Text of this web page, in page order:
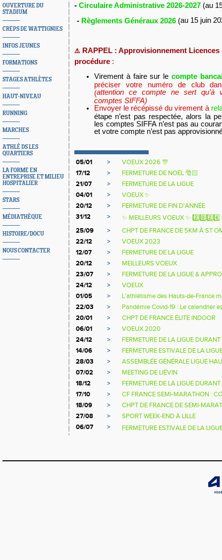
OUVERTURE DU
STADIUM
CREPS DE WATTIGNIES
INFOS JEUNES
FORMATIONS
STAGES ATHLÈTES
HAUT-NIVEAU
RUNNING
MARCHES
ATHLÉ DS LES
QUARTIERS
LA FORME EN
ENTREPRISE ET MILIEU
HOSPITALIER
STARS
MÉDIATHÈQUE
HISTOIRE/DOCU
NOUS CONTACTER
- Circulaire Administrative 2026-2027 (au
- Règlements Généraux 2026 (au 15 juin
⚠️ RAPPEL : Approvisionnement Licences
procédure :
Virement à faire sur le compte
préciser votre numéro de club
(attention ce compte ne sert qu’à
comptes SIFFA)
Envoyer le récépissé du virement à
étape n’est pas respectée, alors la
les comptes SIFFA n’est pas au
et votre compte n’est pas
05/01 >
VOEUX 2026 🎊
17/12
>
FERMETURE DE NOËL 🎅🏻
21/07
>
FERMETURE DE LA LIGUE
04/01
>
VOEUX ✨
20/12
>
FERMETURE DE FIN D'ANNÉE
31/12
>
✨ MEILLEURS VOEUX ✨ 2️⃣0️⃣2️⃣4️⃣
25/09
>
CHPT DE FRANCE DE 5KM À ST
22/12
>
VOEUX 2023
12/07
>
FERMETURE DE LA LIGUE
20/12
>
MEILLEURS VOEUX
23/07
>
FERMETURE DE LA LIGUE &
24/12
>
VOEUX
01/05
>
L’athlétisme des Hauts-de-France
22/03
>
Pandémie Covid-19 : Le calendrier
20/01
>
CHPT DE FRANCE ÉLITE INDOOR
06/01
>
VOEUX 2020
24/12
>
FERMETURE DE LA LIGUE
14/06
>
FERMETURE ESTIVALE DE LA
28/03
>
ASSEMBLÉE GÉNÉRALE LIGUE
07/02
>
MEETING DE LIÉVIN
18/12
>
FERMETURE DE LA LIGUE
17/10
>
CF FRANCE SEMI-MARATHON :
18/09
>
CHPT DE FRANCE DE SEMI-
27/08
>
SPORT WEEK-END À LILLE
06/07
> FERMETURE ESTIVALE DE LA